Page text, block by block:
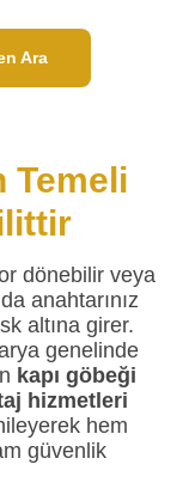
Ara
Temeli
dönebilir veya
anahtarınız
altına girer.
genelinde
kapı göbeği
hizmetleri
hem
güvenlik